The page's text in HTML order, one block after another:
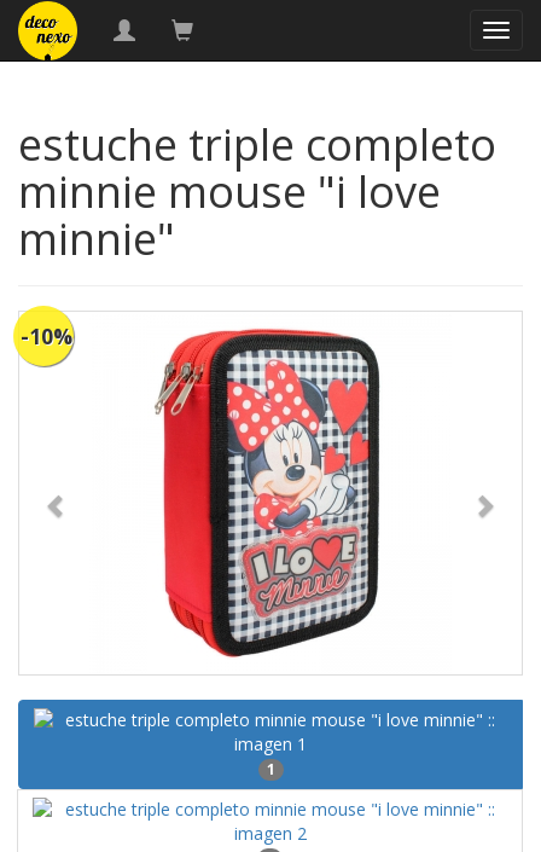
estuche triple completo
minnie mouse "i love
minnie"
-10%
1